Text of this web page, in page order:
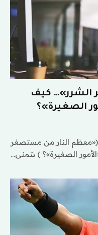
الشرر»… كيف
الصغيرة»؟
النار من مستصغر
الصغيرة»؟ ) نتمنى…